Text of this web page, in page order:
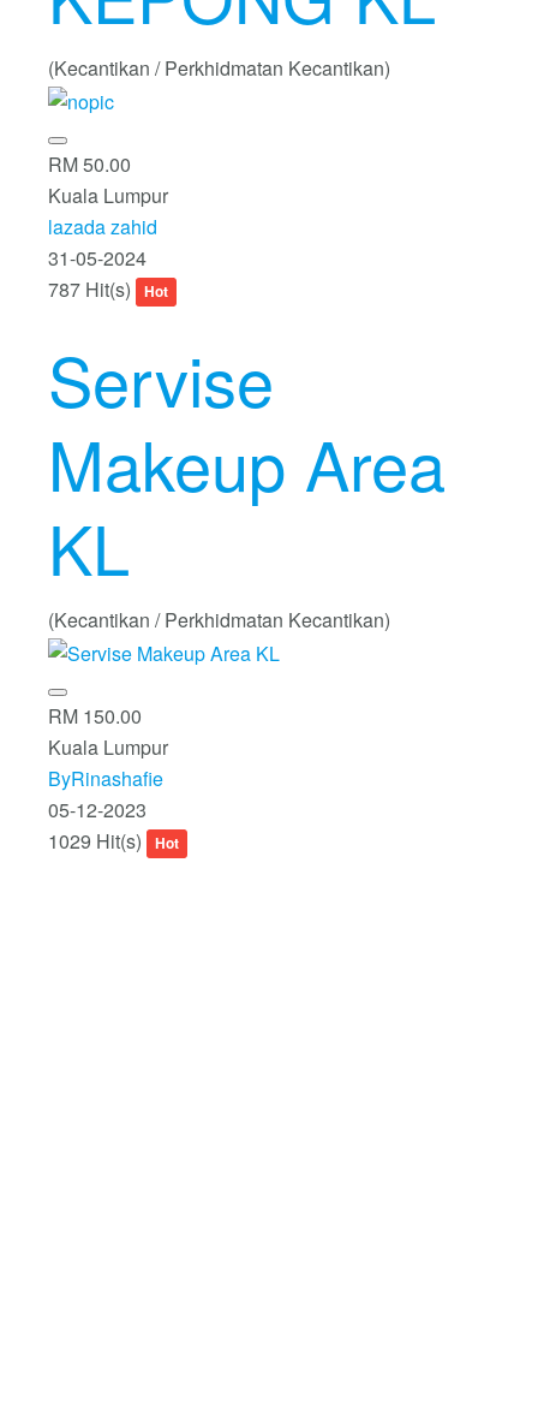
(Kecantikan / Perkhidmatan Kecantikan)
RM 50.00
Kuala Lumpur
lazada zahid
31-05-2024
787 Hit(s)
Hot
Servise
Makeup Area
KL
(Kecantikan / Perkhidmatan Kecantikan)
RM 150.00
Kuala Lumpur
ByRinashafie
05-12-2023
1029 Hit(s)
Hot